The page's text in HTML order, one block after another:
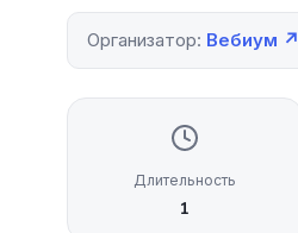
Организатор: Вебиум ↗
Длительность
1